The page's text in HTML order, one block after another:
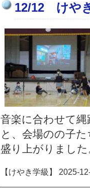
12/12 けや
音楽に合わせて
と、会場のの子
盛り上がりました
【けやき学級】 2025-